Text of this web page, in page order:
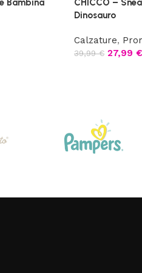
Bambina
CHICCO –
Dinosauro
Calzature,
39,99€ 27,99 €